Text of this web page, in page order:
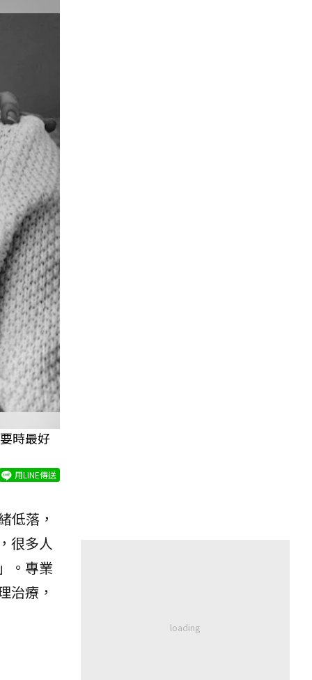
時最好
用LINE傳送
低落，
很多人
。專業
治療，